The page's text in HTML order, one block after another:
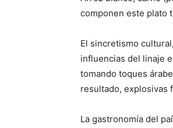
componen este plato
El sincretismo
influencias del linaje
tomando toques
resultado, explosivas
La gastronomía del